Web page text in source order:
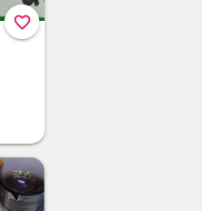
favorite_border